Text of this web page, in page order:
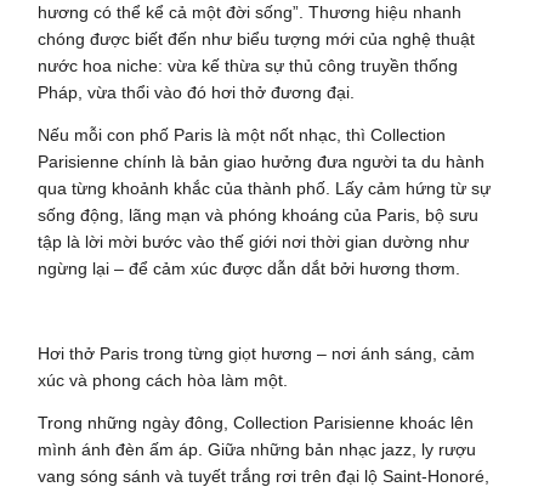
hương có thể kể cả một đời sống”. Thương hiệu nhanh
chóng được biết đến như biểu tượng mới của nghệ thuật
nước hoa niche: vừa kế thừa sự thủ công truyền thống
Pháp, vừa thổi vào đó hơi thở đương đại.
Nếu mỗi con phố Paris là một nốt nhạc, thì Collection
Parisienne chính là bản giao hưởng đưa người ta du hành
qua từng khoảnh khắc của thành phố. Lấy cảm hứng từ sự
sống động, lãng mạn và phóng khoáng của Paris, bộ sưu
tập là lời mời bước vào thế giới nơi thời gian dường như
ngừng lại – để cảm xúc được dẫn dắt bởi hương thơm.
Hơi thở Paris trong từng giọt hương – nơi ánh sáng, cảm
xúc và phong cách hòa làm một.
Trong những ngày đông, Collection Parisienne khoác lên
mình ánh đèn ấm áp. Giữa những bản nhạc jazz, ly rượu
vang sóng sánh và tuyết trắng rơi trên đại lộ Saint-Honoré,